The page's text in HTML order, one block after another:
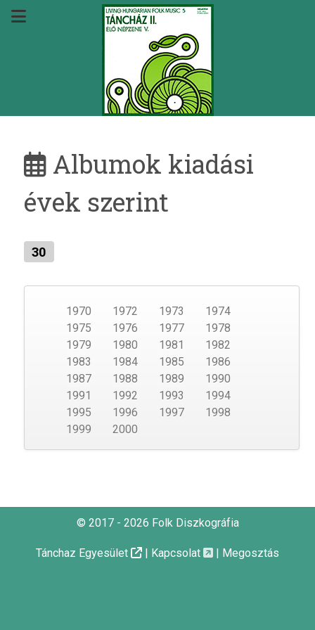
Albumok kiadási
évek szerint
30
1970 1972 1973
1974
1975
1976 1977
1978
1979
1980 1981
1982
1983
1984 1985
1986
1987
1988 1989
1990
1991
1992 1993
1994
1995
1996 1997
1998
1999
2000
© 2017 - 2026 Folk Diszkográfia
Tánchaz Egyesület | Kapcsolat | Megosztás